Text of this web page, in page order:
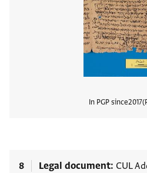
In PGP since2017
8 Legal document CUL